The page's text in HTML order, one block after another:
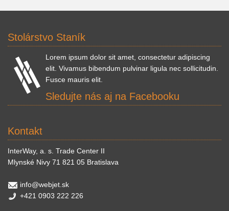
Stolárstvo Staník
Lorem ipsum dolor sit amet, consectetur adipiscing
elit. Vivamus bibendum pulvinar ligula nec sollicitudin.
Fusce mauris elit.
Sledujte nás aj na Facebooku
Kontakt
InterWay, a. s. Trade Center II
Mlynské Nivy 71 821 05 Bratislava
info@webjet.sk
+421 0903 222 226